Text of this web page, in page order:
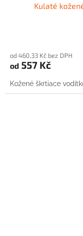
Kulaté
od 460,33 Kč bez DPH
od 557 Kč
Kožené škrtiace